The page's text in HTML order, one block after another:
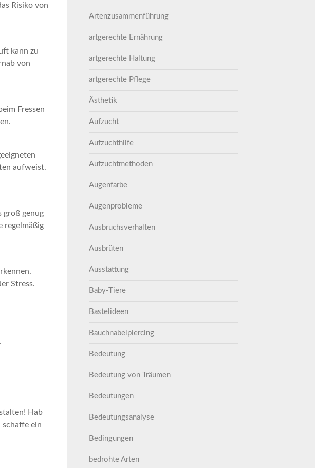
Risiko ⁤von
kann‍ zu
von
Fressen
aufweist.
groß genug
regelmäßig
Stress.
Hab
schaffe ein
Artenzusammenführung
artgerechte Ernährung
artgerechte Haltung
artgerechte Pflege
Ästhetik
Aufzucht
Aufzuchthilfe
Aufzuchtmethoden
Augenfarbe
Augenprobleme
Ausbruchsverhalten
Ausbrüten
Ausstattung
Baby-Tiere
Bastelideen
Bauchnabelpiercing
Bedeutung
Bedeutung von Träumen
Bedeutungen
Bedeutungsanalyse
Bedingungen
bedrohte Arten